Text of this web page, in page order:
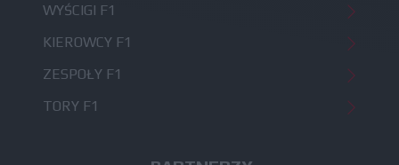
WYŚCIGI F1
KIEROWCY F1
ZESPOŁY F1
TORY F1